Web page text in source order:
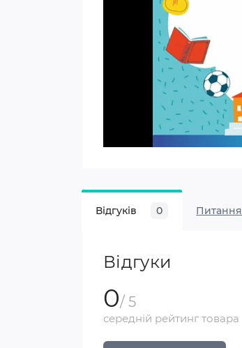
Відгуків 0 Питання
Відгуки
0/ 5
середній рейтинг товара